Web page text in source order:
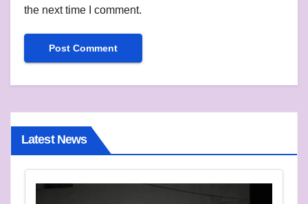
the next time I comment.
Latest News